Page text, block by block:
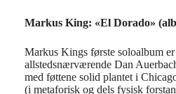
Markus King: «El Dorado»
Markus Kings første soloalbum
allstedsnærværende Dan
med føttene solid plantet i
(i metaforisk og dels fysisk